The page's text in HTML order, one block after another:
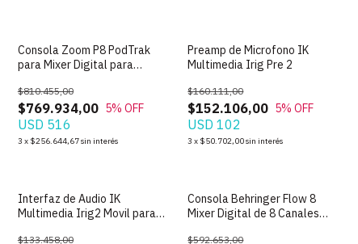
SIN STOCK
Consola Zoom P8 PodTrak
para Mixer Digital para
$769.934,00
$810.455,00
5% OFF
USD 516
3 x $256.644,67sin interés
SIN STOCK
Preamp de Microfono IK
Multimedia Irig Pre 2
$152.106,00
$160.111,00
5% OFF
USD 102
3 x $50.702,00sin interés
SIN STOCK
Interfaz de Audio IK
Multimedia Irig2 Movil para
$133.458,00
SIN STOCK
Consola Behringer Flow 8
Mixer Digital de 8 Canales
$592.653,00